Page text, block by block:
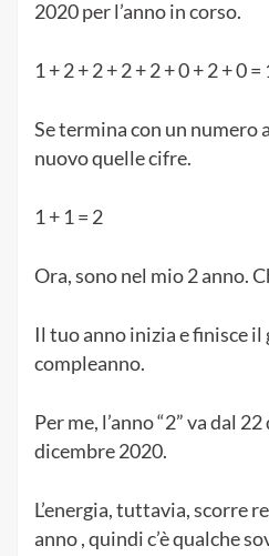
2020 per l’anno in corso.
1 + 2 + 2 + 2 + 2 + 0 + 2 + 0 =
Se termina con un numero
nuovo quelle cifre.
1 + 1 = 2
Ora, sono nel mio 2 anno.
Il tuo anno inizia e finisce
compleanno.
Per me, l’anno “2” va dal
dicembre 2020.
L’energia, tuttavia, scorre
anno , quindi c’è qualche